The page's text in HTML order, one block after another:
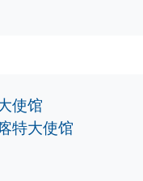
使馆
特大使馆